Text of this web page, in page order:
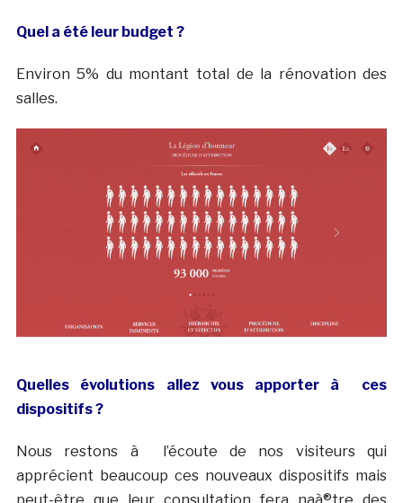
Quel a été leur budget ?
Environ 5% du montant total de la rénovation des
salles.
Quelles évolutions allez vous apporter à ces
dispositifs ?
Nous restons à l’écoute de nos visiteurs qui
apprécient beaucoup ces nouveaux dispositifs mais